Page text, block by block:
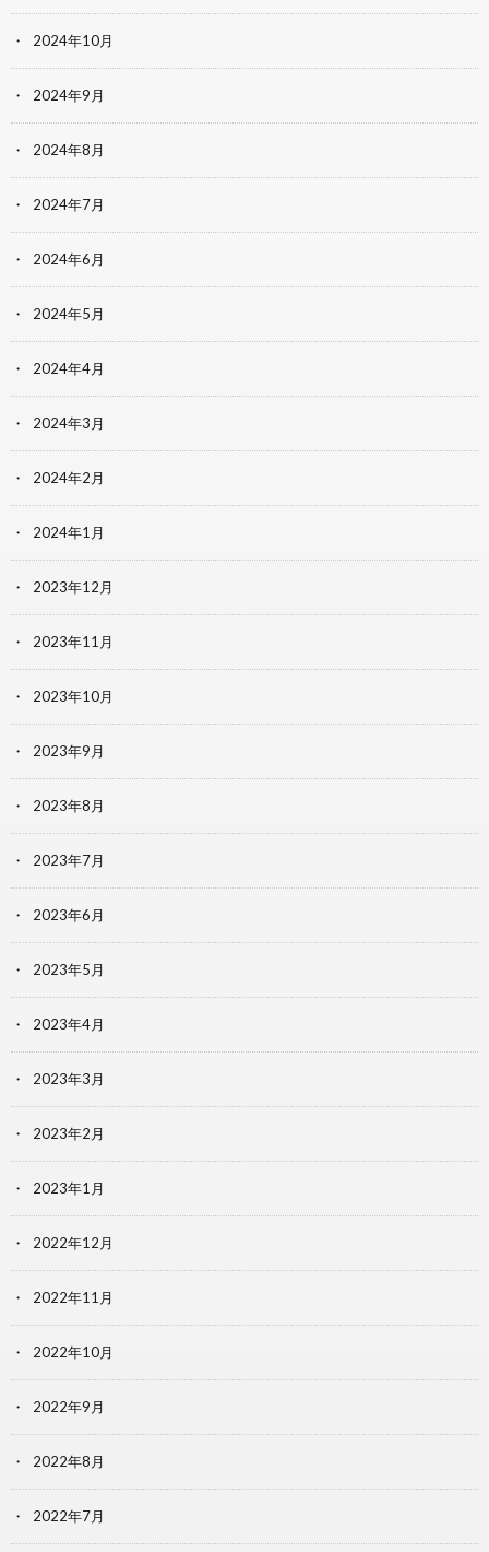
2024年10月
2024年9月
2024年8月
2024年7月
2024年6月
2024年5月
2024年4月
2024年3月
2024年2月
2024年1月
2023年12月
2023年11月
2023年10月
2023年9月
2023年8月
2023年7月
2023年6月
2023年5月
2023年4月
2023年3月
2023年2月
2023年1月
2022年12月
2022年11月
2022年10月
2022年9月
2022年8月
2022年7月